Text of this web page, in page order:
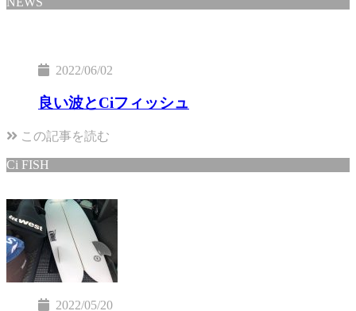
2022/06/02
良い波とCiフィッシュ
この記事を読む
Ci FISH
2022/05/20